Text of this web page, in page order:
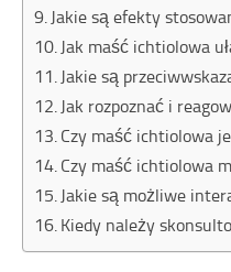
Jakie są efekty
Jak maść ichtiolowa
Jakie są
Jak rozpoznać i
Czy maść ichtiolowa
Czy maść ichtiolowa
Jakie są możliwe
Kiedy należy